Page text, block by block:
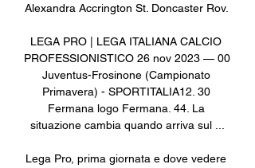
Alexandra Accrington St. Doncaster Rov.
LEGA PRO | LEGA ITALIANA CALCIO
PROFESSIONISTICO 26 nov 2023 — 00
Juventus-Frosinone (Campionato
Primavera) - SPORTITALIA12. 30
Fermana logo Fermana. 44. La
situazione cambia quando arriva sul ...
Lega Pro, prima giornata e dove vedere